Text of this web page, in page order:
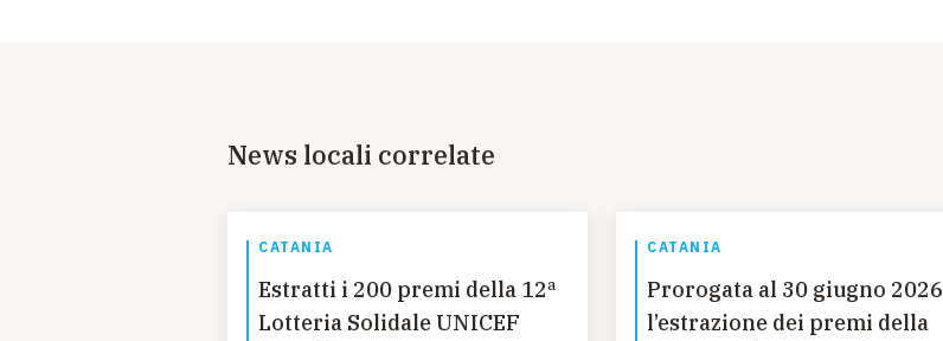
News locali correlate
CATANIA
Estratti i 200 premi della 12ª
Lotteria Solidale UNICEF
CATANIA
Prorogata al 30 giugno 2026
l’estrazione dei premi della